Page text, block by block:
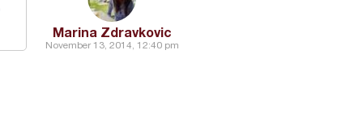
Marina Zdravkovic
November 13, 2014, 12:40 pm